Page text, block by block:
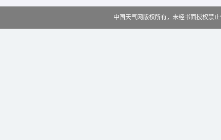
中国天气网版权所有，未经书面授权